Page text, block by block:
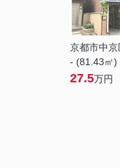
京都市中
- (81.43㎡)
27.5万円